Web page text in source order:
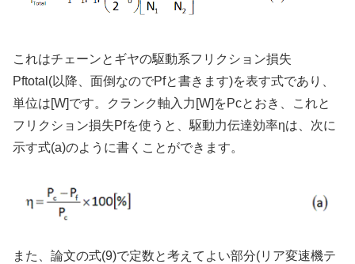
これはチェーンとギヤの駆動系フリクション損失
Pftotal(以降、面倒なのでPfと書きます)を表す式であり、
単位は[W]です。クランク軸入力[W]をPcとおき、これと
フリクション損失Pfを使うと、駆動力伝達効率ηは、次に
示す式(a)のように書くことができます。
また、論文の式(9)で定数と考えてよい部分(リア変速機テ